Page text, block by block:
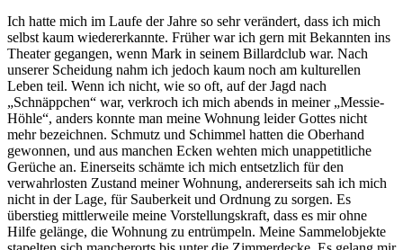
Ich hatte mich im Laufe der Jahre so sehr verändert, dass ich mich
selbst kaum wiedererkannte. Früher war ich gern mit Bekannten ins
Theater gegangen, wenn Mark in seinem Billardclub war. Nach
unserer Scheidung nahm ich jedoch kaum noch am kulturellen
Leben teil. Wenn ich nicht, wie so oft, auf der Jagd nach
„Schnäppchen“ war, verkroch ich mich abends in meiner „Messie-
Höhle“, anders konnte man meine Wohnung leider Gottes nicht
mehr bezeichnen. Schmutz und Schimmel hatten die Oberhand
gewonnen, und aus manchen Ecken wehten mich unappetitliche
Gerüche an. Einerseits schämte ich mich entsetzlich für den
verwahrlosten Zustand meiner Wohnung, andererseits sah ich mich
nicht in der Lage, für Sauberkeit und Ordnung zu sorgen. Es
überstieg mittlerweile meine Vorstellungskraft, dass es mir ohne
Hilfe gelänge, die Wohnung zu entrümpeln. Meine Sammelobjekte